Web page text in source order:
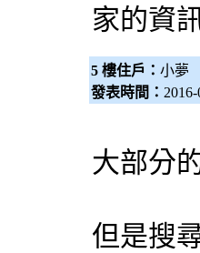
家的資
5 樓住戶： 小夢
發表時間：
大部分
但是搜